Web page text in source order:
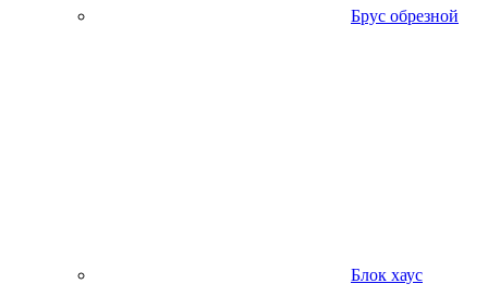
Брус обрезной
Блок хаус